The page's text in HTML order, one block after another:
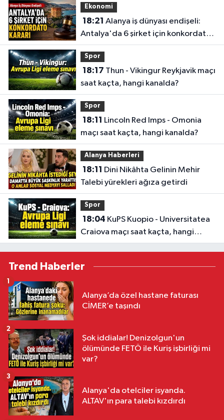
Ekonomi
18:21
Antalya'da 6 şirket için konkordato
kararı
Spor
18:17
saat kaçta, hangi kanalda?
Spor
18:11
maçı saat kaçta, hangi kanalda?
Alanya Haberleri
18:11
Talebi yürekleri ağıza getirdi
Spor
18:04
Craiova maçı saat kaçta, hangi
kanalda?
Trend Haberler
Alanya’da özel hastane faturası
CİMER’e taşındı
1
Şok iddialar! Denizolgun'un
ölümünde FETÖ ile Kuriş işbirliği mi
var?
2
Alanya'da otelciler isyanda.
ALTAV'ın para talebi kızdırdı
3